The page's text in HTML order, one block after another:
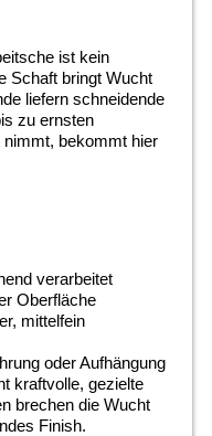
ist kein
Schaft bringt Wucht
liefern schneidende
zu ernsten
bekommt hier
verarbeitet
Oberfläche
mittelfein
oder Aufhängung
kraftvolle, gezielte
brechen die Wucht
Finish.